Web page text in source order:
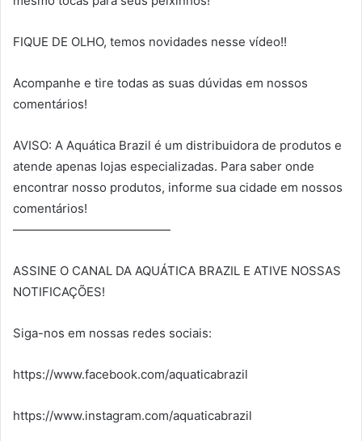
FIQUE DE OLHO, temos novidades nesse vídeo!!
Acompanhe e tire todas as suas dúvidas em nossos
comentários!
AVISO: A Aquática Brazil é um distribuidora de produtos e
atende apenas lojas especializadas. Para saber onde
encontrar nosso produtos, informe sua cidade em nossos
comentários!
—————————————
ASSINE O CANAL DA AQUÁTICA BRAZIL E ATIVE NOSSAS
NOTIFICAÇÕES!
Siga-nos em nossas redes sociais:
https://www.facebook.com/aquaticabrazil
https://www.instagram.com/aquaticabrazil